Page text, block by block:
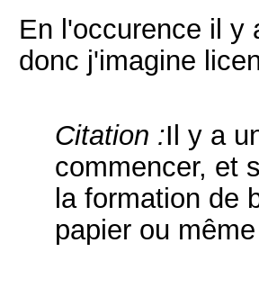
En l'occurence il y
donc j'imagine
Citation :Il y a
commencer, et
la formation de
papier ou